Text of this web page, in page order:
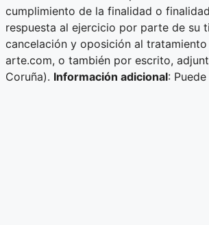
cumplimiento de la finalidad o
respuesta al ejercicio por parte de su
cancelación y oposición al
arte.com, o también por escrito,
Coruña). Información adicional: